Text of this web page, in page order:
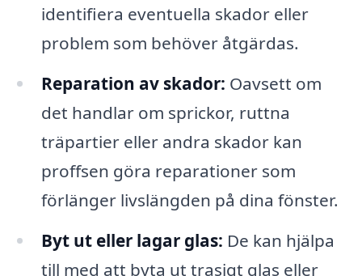
identifiera eventuella skador eller
problem som behöver åtgärdas.
Reparation av skador: Oavsett om
det handlar om sprickor, ruttna
träpartier eller andra skador kan
proffsen göra reparationer som
förlänger livslängden på dina fönster.
Byt ut eller lagar glas: De kan hjälpa
till med att byta ut trasigt glas eller